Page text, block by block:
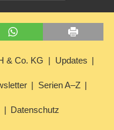
& Co. KG Updates
Serien A–Z
Datenschutz